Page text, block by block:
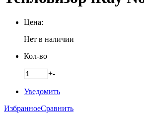
Цена:
Нет в наличии
Кол-во
+-
Уведомить
ИзбранноеСравнить